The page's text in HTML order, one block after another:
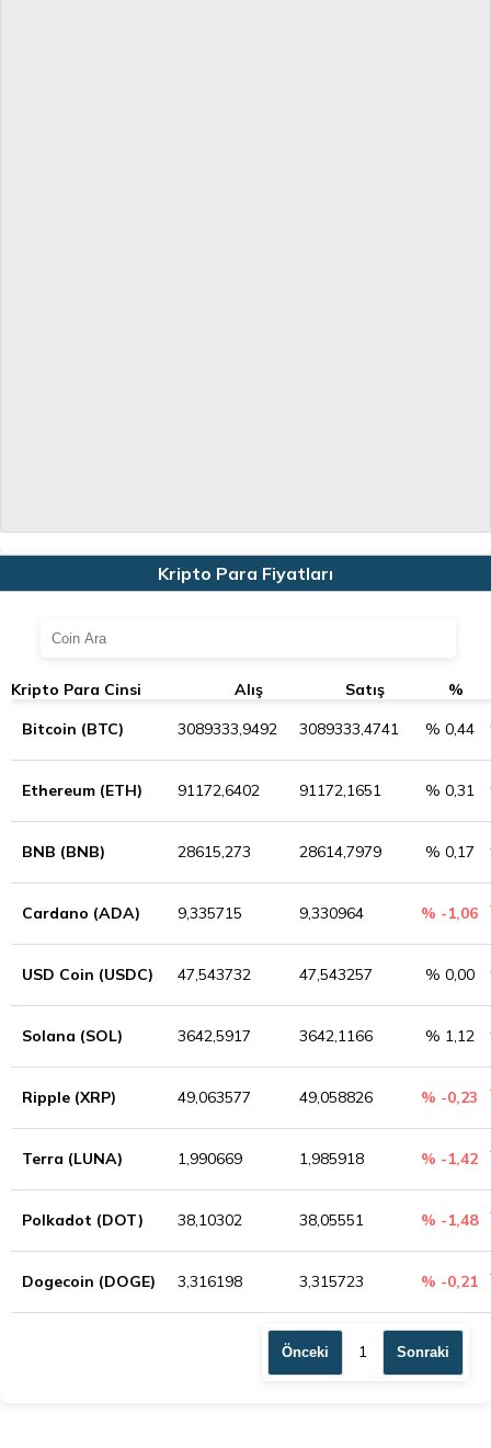
Kripto Para Fiyatları
Kripto Para Cinsi Alış Satış
%
Bitcoin (BTC)
3089333,9492 3089333,4741 % 0,44
Ethereum (ETH) 91172,6402 91172,1651 % 0,31
BNB (BNB) 28615,273 28614,7979 % 0,17
Cardano (ADA) 9,335715 9,330964 % -1,06
USD Coin (USDC) 47,543732 47,543257 % 0,00
Solana (SOL) 3642,5917 3642,1166 % 1,12
Ripple (XRP) 49,063577 49,058826 % -0,23
Terra (LUNA) 1,990669 1,985918 % -1,42
Polkadot (DOT) 38,10302 38,05551 % -1,48
Dogecoin (DOGE) 3,316198 3,315723 % -0,21
Önceki 1 Sonraki